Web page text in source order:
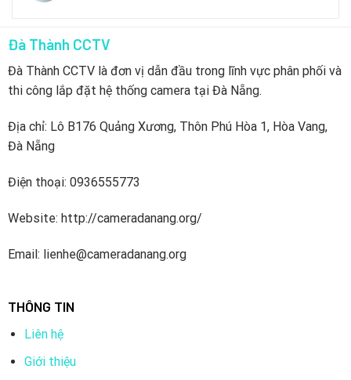
Đà Thành CCTV
Đà Thành CCTV là đơn vị dẫn đầu trong lĩnh vực phân phối và
thi công lắp đặt hệ thống camera tại Đà Nẵng.
Địa chỉ: Lô B176 Quảng Xương, Thôn Phú Hòa 1, Hòa Vang,
Đà Nẵng
Điện thoại: 0936555773
Website: http://cameradanang.org/
Email: lienhe@cameradanang.org
THÔNG TIN
Liên hệ
Giới thiệu